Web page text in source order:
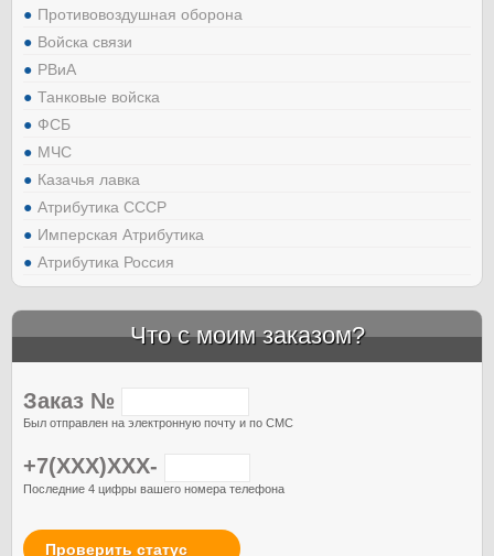
Противовоздушная оборона
Войска связи
РВиА
Танковые войска
ФСБ
МЧС
Казачья лавка
Атрибутика СССР
Имперская Атрибутика
Атрибутика Россия
Что с моим заказом?
Заказ №
Был отправлен на электронную почту и по СМС
+7(XXX)XXX-
Последние 4 цифры вашего номера телефона
Проверить статус